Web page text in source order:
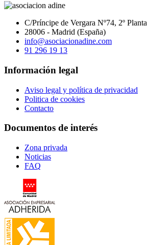
C/Príncipe de Vergara Nº74, 2º Planta
28006 - Madrid (España)
info@asociacionadine.com
91 296 19 13
Información legal
Aviso legal y política de privacidad
Politica de cookies
Contacto
Documentos de interés
Zona privada
Noticias
FAQ